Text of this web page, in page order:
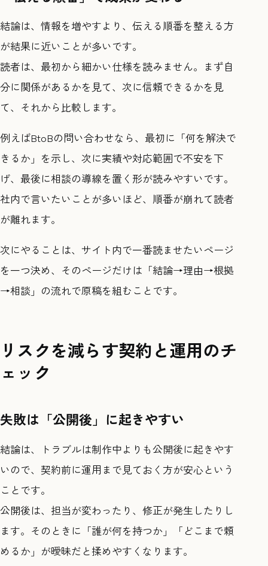
結論は、情報を増やすより、伝える順番を整える方
が結果に近いことが多いです。
読者は、最初から細かい仕様を読みません。まず自
分に関係があるかを見て、次に信頼できるかを見
て、それから比較します。
例えばBtoBの問い合わせなら、最初に「何を解決で
きるか」を示し、次に実績や対応範囲で不安を下
げ、最後に相談の導線を置く形が読みやすいです。
社内で言いたいことが多いほど、順番が崩れて読者
が離れます。
次にやることは、サイト内で一番読ませたいページ
を一つ決め、そのページだけは「結論→理由→根拠
→相談」の流れで原稿を組むことです。
リスクを減らす契約と運用のチ
ェック
失敗は「公開後」に起きやすい
結論は、トラブルは制作中よりも公開後に起きやす
いので、契約前に運用まで見ておく方が安心という
ことです。
公開後は、担当が変わったり、修正が発生したりし
ます。そのときに「誰が何を持つか」「どこまで頼
めるか」が曖昧だと揉めやすくなります。